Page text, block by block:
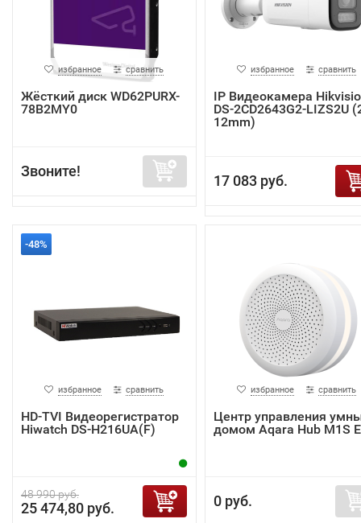
избранное сравнить
Жёсткий диск WD62PURX-
78B2MY0
Звоните!
избранное сравнить
IP Видеокамера
DS-2CD2643G2-LIZS2U
12mm)
17 083 руб.
-48%
избранное сравнить
HD-TVI Видеорегистратор
Hiwatch DS-H216UA(F)
48 990 руб.
25 474,80 руб.
избранное сравнить
Центр управления
домом Aqara Hub M1S
0 руб.